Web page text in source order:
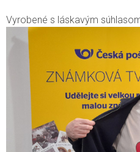
Vyrobené s láskavým